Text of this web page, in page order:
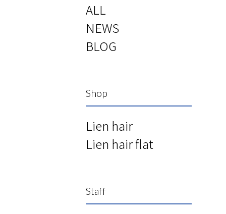
ALL
NEWS
BLOG
Shop
Lien hair
Lien hair flat
Staff